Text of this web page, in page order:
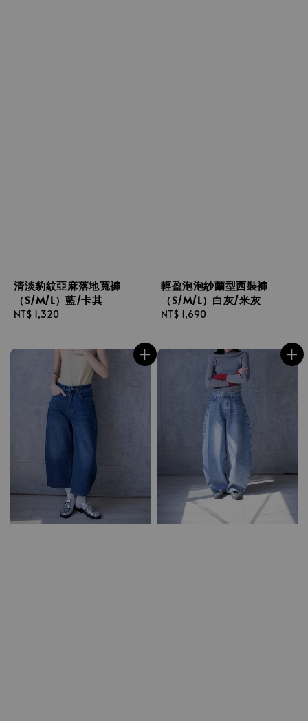
清淡豹紋亞麻落地寬褲
（S/M/L）藍/卡其
Regular
NT$ 1,320
輕盈泡泡紗繭型西裝褲
（S/M/L）白灰/米灰
Regular
NT$ 1,690